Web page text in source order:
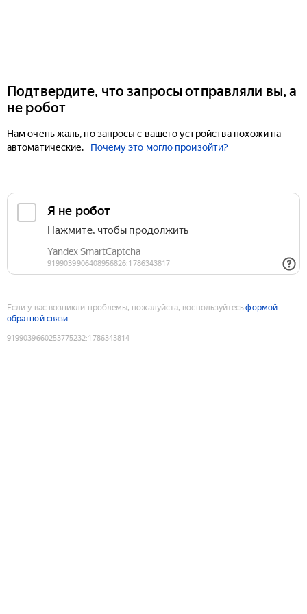
Подтвердите, что запросы отправляли вы, а
не робот
Нам очень жаль, но запросы с вашего устройства похожи на
автоматические.
Почему это могло произойти?
Если у вас возникли проблемы, пожалуйста, воспользуйтесьформой
обратной связи
9199039660253775232:1786343814